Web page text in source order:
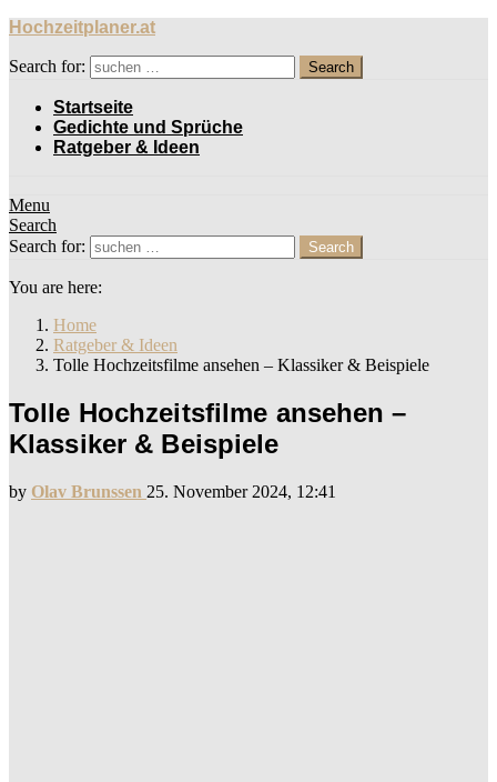
Hochzeitplaner.at
Search for: Search
Startseite
Gedichte und Sprüche
Ratgeber & Ideen
Menu
Search
Search for:
Search
You are here:
Home
Ratgeber & Ideen
Tolle Hochzeitsfilme ansehen – Klassiker & Beispiele
Tolle Hochzeitsfilme ansehen –
Klassiker & Beispiele
by Olav Brunssen 25. November 2024, 12:41